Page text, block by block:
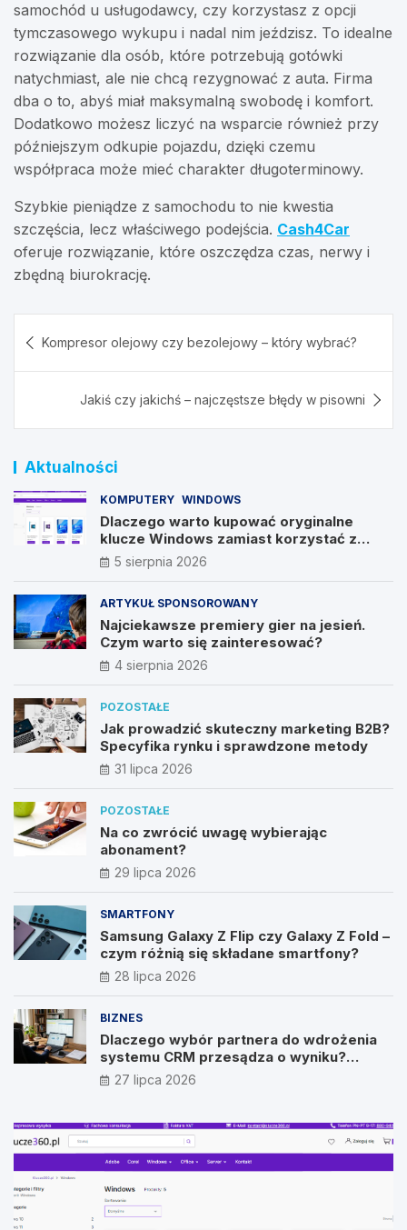
samochód u usługodawcy, czy korzystasz z opcji
tymczasowego wykupu i nadal nim jeździsz. To idealne
rozwiązanie dla osób, które potrzebują gotówki
natychmiast, ale nie chcą rezygnować z auta. Firma
dba o to, abyś miał maksymalną swobodę i komfort.
Dodatkowo możesz liczyć na wsparcie również przy
późniejszym odkupie pojazdu, dzięki czemu
współpraca może mieć charakter długoterminowy.
Szybkie pieniądze z samochodu to nie kwestia
szczęścia, lecz właściwego podejścia. Cash4Car
oferuje rozwiązanie, które oszczędza czas, nerwy i
zbędną biurokrację.
wpisu
Kompresor olejowy czy bezolejowy – który wybrać?
Jakiś czy jakichś – najczęstsze błędy w pisowni
Aktualności
KOMPUTERY WINDOWS
Dlaczego warto kupować oryginalne
klucze Windows zamiast korzystać z
nieautoryzowanych źródeł?
5 sierpnia 2026
ARTYKUŁ SPONSOROWANY
Najciekawsze premiery gier na jesień.
Czym warto się zainteresować?
4 sierpnia 2026
POZOSTAŁE
Jak prowadzić skuteczny marketing B2B?
Specyfika rynku i sprawdzone metody
31 lipca 2026
POZOSTAŁE
Na co zwrócić uwagę wybierając
abonament?
29 lipca 2026
SMARTFONY
Samsung Galaxy Z Flip czy Galaxy Z Fold –
czym różnią się składane smartfony?
28 lipca 2026
BIZNES
Dlaczego wybór partnera do wdrożenia
systemu CRM przesądza o wyniku?
Wywiad z Pawłem Prymakowskim, CEO IT
Vision
27 lipca 2026